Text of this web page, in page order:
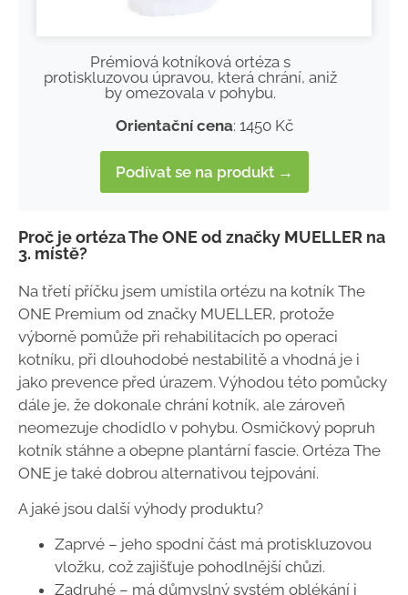
Prémiová kotníková ortéza s
protiskluzovou úpravou, která chrání, aniž
by omezovala v pohybu.
Orientační cena: 1450 Kč
Podívat se na produkt →
Proč je ortéza The ONE od značky MUELLER na
3. místě?
Na třetí příčku jsem umístila ortézu na kotník The
ONE Premium od značky MUELLER, protože
výborně pomůže při rehabilitacích po operaci
kotníku, při dlouhodobé nestabilitě a vhodná je i
jako prevence před úrazem. Výhodou této pomůcky
dále je, že dokonale chrání kotník, ale zároveň
neomezuje chodidlo v pohybu. Osmičkový popruh
kotník stáhne a obepne plantární fascie. Ortéza The
ONE je také dobrou alternativou tejpování.
A jaké jsou další výhody produktu?
Zaprvé – jeho spodní část má protiskluzovou
vložku, což zajišťuje pohodlnější chůzi.
Zadruhé – má důmyslný systém oblékání i